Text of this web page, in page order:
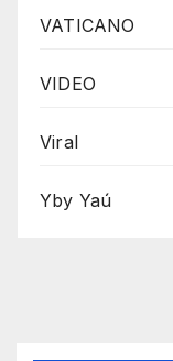
VATICANO
VIDEO
Viral
Yby Yaú